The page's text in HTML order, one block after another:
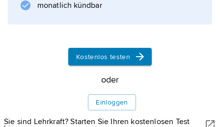
monatlich kündbar
Kostenlos testen
oder
Einloggen
Sie sind Lehrkraft? Starten Sie Ihren kostenlosen Test